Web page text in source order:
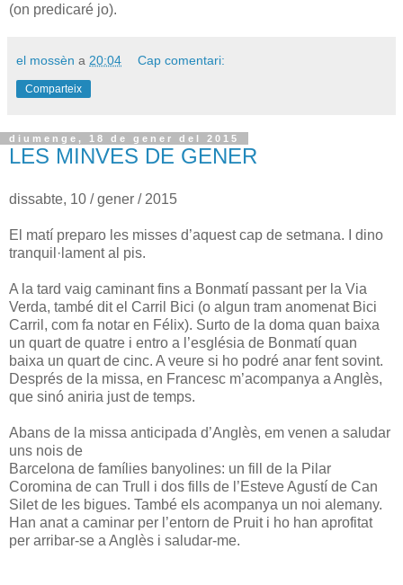
(on predicaré jo).
el mossèn a 20:04 Cap comentari:
Comparteix
diumenge, 18 de gener del 2015
LES MINVES DE GENER
dissabte, 10 / gener / 2015
El matí preparo les misses d’aquest cap de setmana. I dino
tranquil·lament al pis.
A la tard vaig caminant fins a Bonmatí passant per la Via
Verda, també dit el Carril Bici (o algun tram anomenat Bici
Carril, com fa notar en Félix). Surto de la doma quan baixa
un quart de quatre i entro a l’església de Bonmatí quan
baixa un quart de cinc. A veure si ho podré anar fent sovint.
Després de la missa, en Francesc m’acompanya a Anglès,
que sinó aniria just de temps.
Abans de la missa anticipada d’Anglès, em venen a saludar
uns nois de
Barcelona de famílies banyolines: un fill de la Pilar
Coromina de can Trull i dos fills de l’Esteve Agustí de Can
Silet de les bigues. També els acompanya un noi alemany.
Han anat a caminar per l’entorn de Pruit i ho han aprofitat
per arribar-se a Anglès i saludar-me.